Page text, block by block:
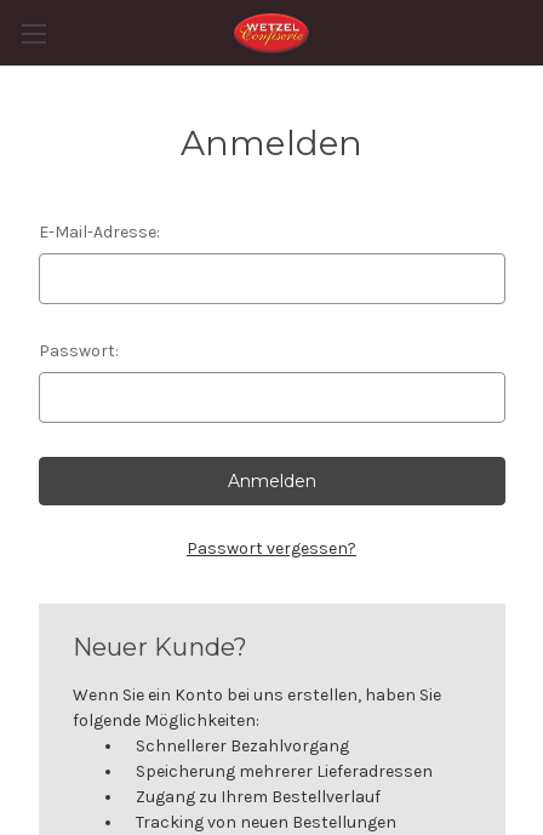
Anmelden
E-Mail-Adresse:
Passwort:
Passwort vergessen?
Neuer Kunde?
Wenn Sie ein Konto bei uns erstellen, haben Sie
folgende Möglichkeiten:
Schnellerer Bezahlvorgang
Speicherung mehrerer Lieferadressen
Zugang zu Ihrem Bestellverlauf
Tracking von neuen Bestellungen